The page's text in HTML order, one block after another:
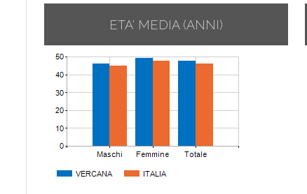
ETA' MEDIA (ANNI)